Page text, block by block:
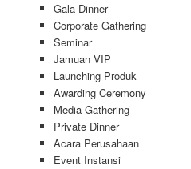
Gala Dinner
Corporate Gathering
Seminar
Jamuan VIP
Launching Produk
Awarding Ceremony
Media Gathering
Private Dinner
Acara Perusahaan
Event Instansi